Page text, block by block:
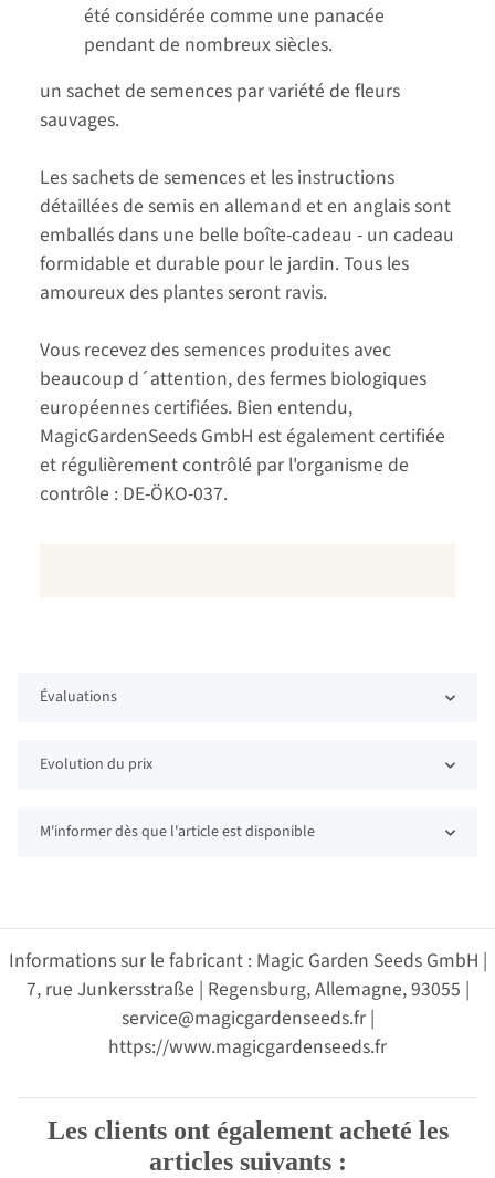
été considérée comme une panacée
pendant de nombreux siècles.
un sachet de semences par variété de fleurs
sauvages.
Les sachets de semences et les instructions
détaillées de semis en allemand et en anglais sont
emballés dans une belle boîte-cadeau - un cadeau
formidable et durable pour le jardin. Tous les
amoureux des plantes seront ravis.
Vous recevez des semences produites avec
beaucoup d´attention, des fermes biologiques
européennes certifiées. Bien entendu,
MagicGardenSeeds GmbH est également certifiée
et régulièrement contrôlé par l'organisme de
contrôle : DE-ÖKO-037.
Évaluations
Evolution du prix
M'informer dès que l'article est disponible
Informations sur le fabricant : Magic Garden Seeds GmbH |
7, rue Junkersstraße | Regensburg, Allemagne, 93055 |
service@magicgardenseeds.fr |
https://www.magicgardenseeds.fr
Les clients ont également acheté les
articles suivants :